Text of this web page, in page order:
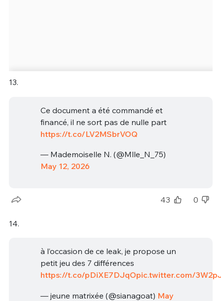
13.
Ce document a été commandé et
financé, il ne sort pas de nulle part
https://t.co/LV2MSbrVOQ
— Mademoiselle N. (@Mlle_N_75)
May 12, 2026
43 0
14.
à l’occasion de ce leak, je propose un
petit jeu des 7 différences
https://t.co/pDiXE7DJqOpic.twitter.com/
— jeune matrixée (@sianagoat) May